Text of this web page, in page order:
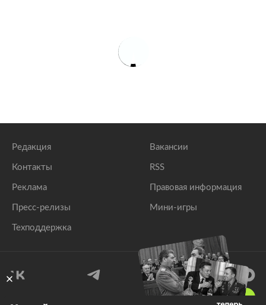
Редакция
Контакты
Реклама
Пресс-релизы
Техподдержка
Вакансии
RSS
Правовая информация
Мини-игры